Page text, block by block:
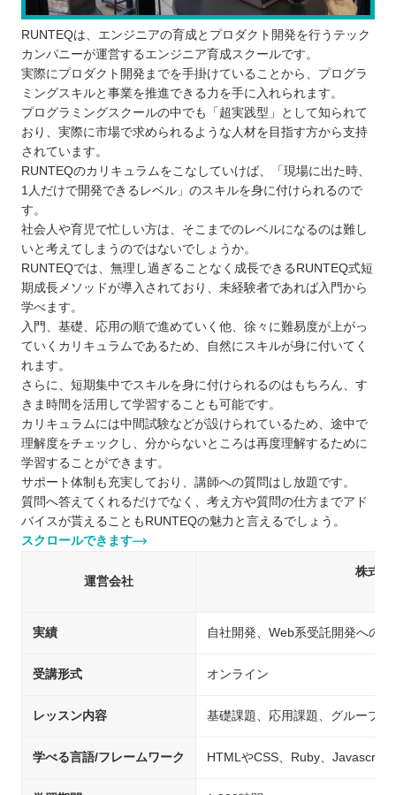
RUNTEQは、エンジニアの育成とプロダクト開発を行うテック
カンパニーが運営するエンジニア育成スクールです。
実際にプロダクト開発までを手掛けていることから、プログラ
ミングスキルと事業を推進できる力を手に入れられます。
プログラミングスクールの中でも「超実践型」として知られて
おり、実際に市場で求められるような人材を目指す方から支持
されています。
RUNTEQのカリキュラムをこなしていけば、「現場に出た時、
1人だけで開発できるレベル」のスキルを身に付けられるので
す。
社会人や育児で忙しい方は、そこまでのレベルになるのは難し
いと考えてしまうのではないでしょうか。
RUNTEQでは、無理し過ぎることなく成長できるRUNTEQ式短
期成長メソッドが導入されており、未経験者であれば入門から
学べます。
入門、基礎、応用の順で進めていく他、徐々に難易度が上がっ
ていくカリキュラムであるため、自然にスキルが身に付いてく
れます。
さらに、短期集中でスキルを身に付けられるのはもちろん、す
きま時間を活用して学習することも可能です。
カリキュラムには中間試験などが設けられているため、途中で
理解度をチェックし、分からないところは再度理解するために
学習することができます。
サポート体制も充実しており、講師への質問はし放題です。
質問へ答えてくれるだけでなく、考え方や質問の仕方までアド
バイスが貰えることもRUNTEQの魅力と言えるでしょう。
スクロールできます
運営会社
株式会
実績 自社開発、Web系受託開発への
受講形式 オンライン
レッスン内容 基礎課題、応用課題、グループワ
学べる言語/フレームワーク HTMLやCSS、Ruby、Javascript